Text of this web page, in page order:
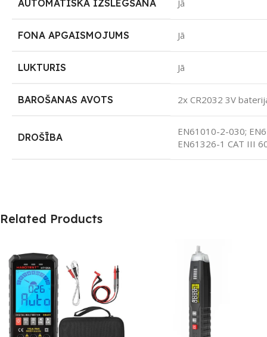
AUTOMĀTISKĀ IZSLĒGŠANA Jā
FONA APGAISMOJUMS Jā
LUKTURIS Jā
BAROŠANAS AVOTS 2x CR2032 3V
DROŠĪBA
EN61010-2-030;
EN61326-1 CAT III
Related Products